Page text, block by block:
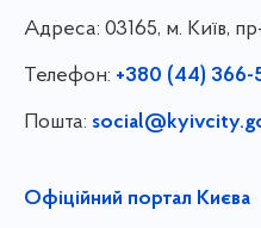
Адреса: 03165, м. Київ,
Телефон: +380 (44) 366-
Пошта:
Офіційний портал Києва